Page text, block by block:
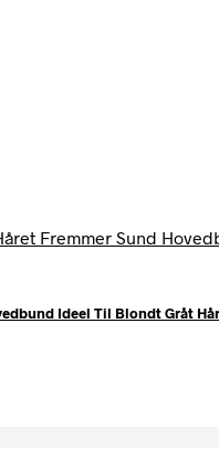
Ideel Til Blondt Gråt